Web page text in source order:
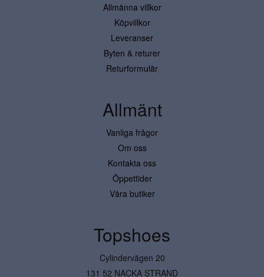
Allmänna villkor
Köpvillkor
Leveranser
Byten & returer
Returformulär
Allmänt
Vanliga frågor
Om oss
Kontakta oss
Öppettider
Våra butiker
Topshoes
Cylindervägen 20
131 52 NACKA STRAND